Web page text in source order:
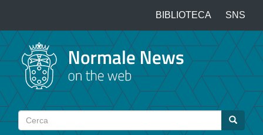
contenuto
principale
Top
menu
BIBLIOTECA SNS
Cerca